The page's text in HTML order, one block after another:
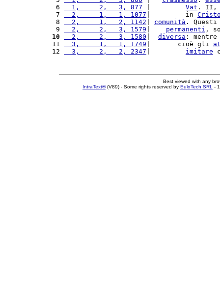
6
  1,     2,   3, 877
Vat . II,
7
  2,     1,   1, 1077
|         in
8
  2,     1,   2, 1142
comunità .
9
  2,     2,   3, 1579
permanenti ,
10
  2,     2,   3, 1580
diversa :
11
  3,     1,   1, 1749
|       cioè gli
12
  3,     2,   2, 2347
imitare
Best viewed with any
IntraText®(V89) - Some rights reserved by EuloTech SRL -